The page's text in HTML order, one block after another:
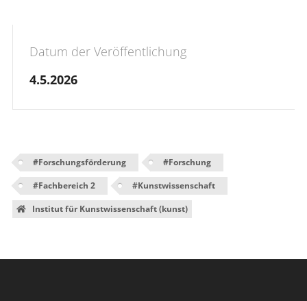
Datum der Veröffentlichung
4.5.2026
#Forschungsförderung #Forschung
#Fachbereich 2 #Kunstwissenschaft
Institut für Kunstwissenschaft (kunst)